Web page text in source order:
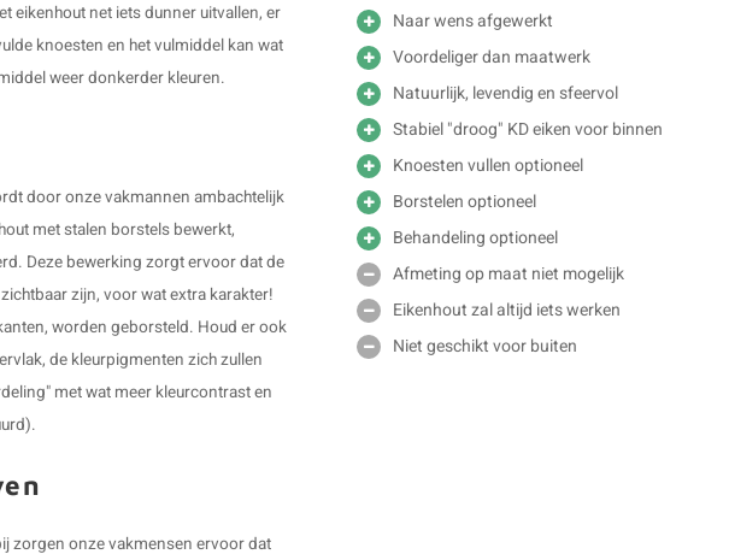
eikenhout net iets dunner uitvallen, er
knoesten en het vulmiddel kan wat
weer donkerder kleuren.
door onze vakmannen ambachtelijk
met stalen borstels bewerkt,
Deze bewerking zorgt ervoor dat de
zijn, voor wat extra karakter!
worden geborsteld. Houd er ook
de kleurpigmenten zich zullen
met wat meer kleurcontrast en
zorgen onze vakmensen ervoor dat
Naar wens afgewerkt
Voordeliger dan maatwerk
Natuurlijk, levendig en sfeervol
Stabiel "droog" KD eiken voor binnen
Knoesten vullen optioneel
Borstelen optioneel
Behandeling optioneel
Afmeting op maat niet mogelijk
Eikenhout zal altijd iets werken
Niet geschikt voor buiten